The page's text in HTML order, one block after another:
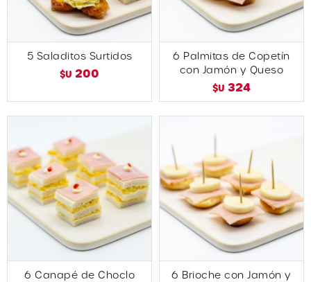
5 Saladitos Surtidos
$U 200
6 Palmitas de Copetín
con Jamón y Queso
$U 324
6 Canapé de Choclo
6 Brioche con Jamón y